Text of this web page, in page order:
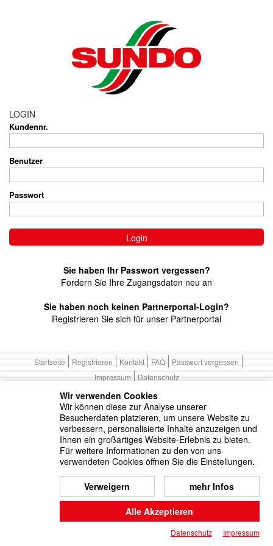
LOGIN
Kundennr.
Benutzer
Passwort
Sie haben Ihr Passwort vergessen?
Fordern Sie Ihre Zugangsdaten neu an
Sie haben noch keinen Partnerportal-Login?
Registrieren Sie sich für unser Partnerportal
Startseite Registrieren Kontakt FAQ
Passwort vergessen
Impressum
Datenschutz
Wir verwenden Cookies
Wir können diese zur Analyse unserer
Besucherdaten platzieren, um unsere Website zu
verbessern, personalisierte Inhalte anzuzeigen und
Ihnen ein großartiges Website-Erlebnis zu bieten.
Für weitere Informationen zu den von uns
verwendeten Cookies öffnen Sie die Einstellungen.
Verweigern
Alle Akzeptieren
mehr Infos
Datenschutz Impressum